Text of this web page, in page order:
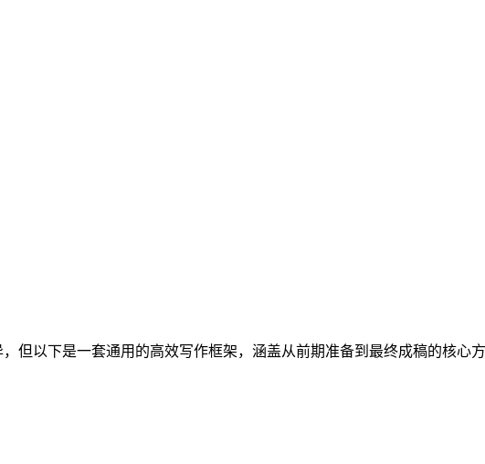
以下是一套通用的高效写作框架，涵盖从前期准备到最终成稿的核心方